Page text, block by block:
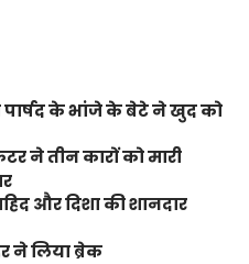
के भांजे के बेटे ने खुद को
ने तीन कारों को मारी
और दिशा की शानदार
ने लिया ब्रेक